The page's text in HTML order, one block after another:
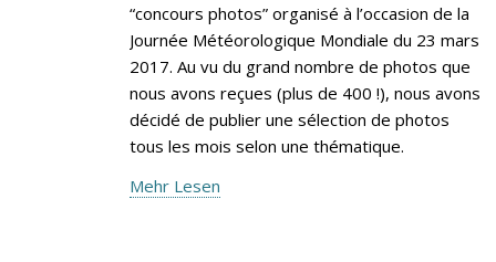
“concours photos” organisé à l’occasion de la
Journée Météorologique Mondiale du 23 mars
2017. Au vu du grand nombre de photos que
nous avons reçues (plus de 400 !), nous avons
décidé de publier une sélection de photos
tous les mois selon une thématique.
Mehr Lesen